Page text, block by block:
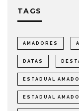
TAGS
AMADORES
DATAS
ESTADUAL
ESTADUAL